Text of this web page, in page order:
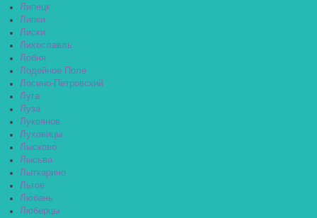
Липецк
Липки
Лиски
Лихославль
Лобня
Лодейное Поле
Лосино-Петровский
Луга
Луза
Лукоянов
Луховицы
Лысково
Лысьва
Лыткарино
Льгов
Любань
Люберцы